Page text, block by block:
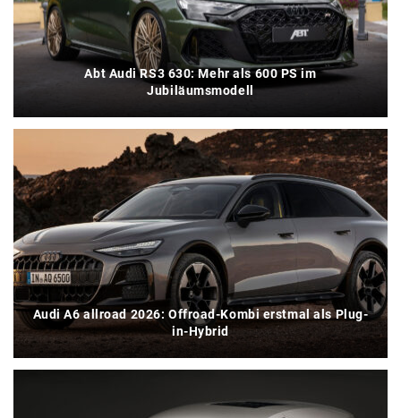
Abt Audi RS3 630: Mehr als 600 PS im
Jubiläumsmodell
Audi A6 allroad 2026: Offroad-Kombi erstmal als Plug-
in-Hybrid